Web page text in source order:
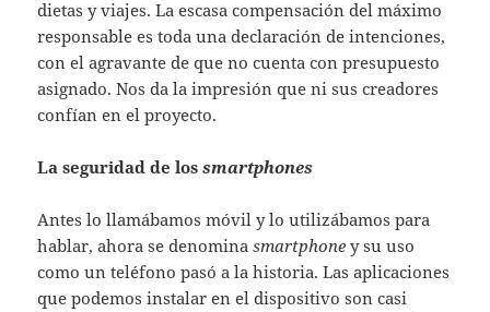
dietas y viajes. La escasa compensación del máximo
responsable es toda una declaración de intenciones,
con el agravante de que no cuenta con presupuesto
asignado. Nos da la impresión que ni sus creadores
confían en el proyecto.
La seguridad de lossmartphones
Antes lo llamábamos móvil y lo utilizábamos para
hablar, ahora se denominasmartphone y su uso
como un teléfono pasó a la historia. Las aplicaciones
que podemos instalar en el dispositivo son casi